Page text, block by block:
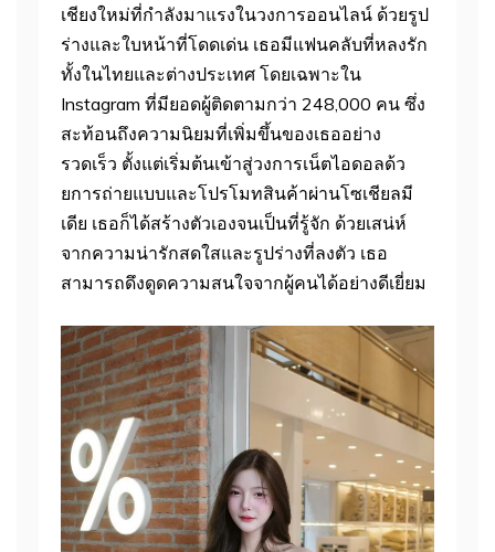
เชียงใหม่ที่กำลังมาแรงในวงการออนไลน์ ด้วยรูป
ร่างและใบหน้าที่โดดเด่น เธอมีแฟนคลับที่หลงรัก
ทั้งในไทยและต่างประเทศ โดยเฉพาะใน
Instagram ที่มียอดผู้ติดตามกว่า 248,000 คน ซึ่ง
สะท้อนถึงความนิยมที่เพิ่มขึ้นของเธออย่าง
รวดเร็ว ตั้งแต่เริ่มต้นเข้าสู่วงการเน็ตไอดอลด้ว
ยการถ่ายแบบและโปรโมทสินค้าผ่านโซเชียลมี
เดีย เธอก็ได้สร้างตัวเองจนเป็นที่รู้จัก ด้วยเสน่ห์
จากความน่ารักสดใสและรูปร่างที่ลงตัว เธอ
สามารถดึงดูดความสนใจจากผู้คนได้อย่างดีเยี่ยม